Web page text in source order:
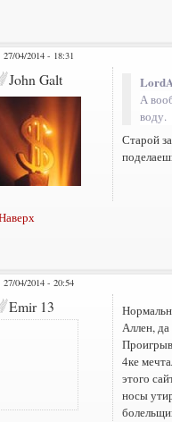
04/2014 - 18:31
John Galt
А
воду.
Старой
04/2014 - 20:54
Emir 13
Аллен,
4ке
этого
носы